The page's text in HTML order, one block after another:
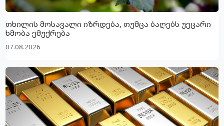
თხილის მოსავალი იზრდება, თუმცა ბაღებს უეცარი
ხმობა ემუქრება
07.08.2026